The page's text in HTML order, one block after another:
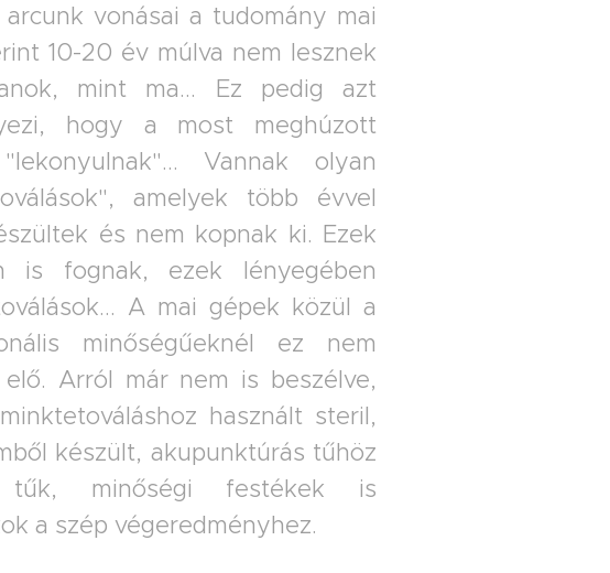
arcunk vonásai a tudomány mai
10-20 év múlva nem lesznek
mint ma... Ez pedig azt
hogy a most meghúzott
Vannak olyan
amelyek több évvel
és nem kopnak ki. Ezek
is fognak, ezek lényegében
A mai gépek közül a
minőségűeknél ez nem
Arról már nem is beszélve,
használt steril,
készült, akupunktúrás tűhöz
tűk, minőségi festékek is
a szép végeredményhez.